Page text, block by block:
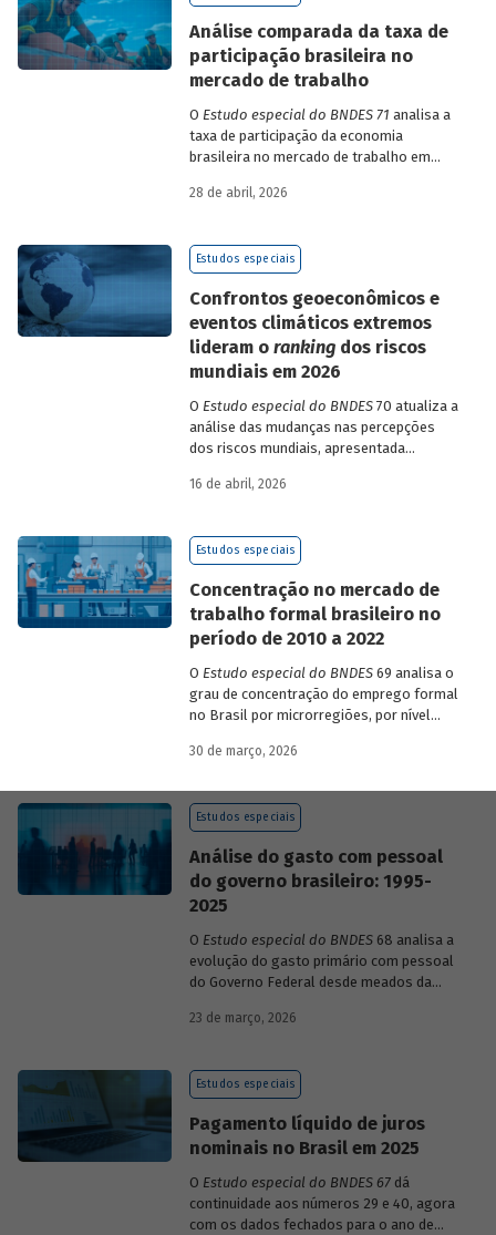
Análise comparada da taxa de
participação brasileira no
mercado de trabalho
O Estudo especial do BNDES 71 analisa a
taxa de participação da economia
brasileira no mercado de trabalho em
países de diferentes continentes e
28 de abril, 2026
Estudos especiais
Confrontos geoeconômicos e
eventos climáticos extremos
lideram o ranking dos riscos
mundiais em 2026
O Estudo especial do BNDES70 atualiza a
análise das mudanças nas percepções
dos riscos mundiais, apresentada
dos relatórios Global Risks Report (GRR)
mundiais para o ano em curso e para dois
16 de abril, 2026
Estudos especiais
Concentração no mercado de
trabalho formal brasileiro no
período de 2010 a 2022
O Estudo especial do BNDES69 analisa o
grau de concentração do emprego formal
no Brasil por microrregiões, por nível
setores, entre 2010 e 2022.
30 de março, 2026
Estudos especiais
Análise do gasto com pessoal
do governo brasileiro: 1995-
2025
O Estudo especial do BNDES68 analisa a
evolução do gasto primário com pessoal
do Governo Federal desde meados da
durante esse período e as mudanças
23 de março, 2026
Estudos especiais
Pagamento líquido de juros
nominais no Brasil em 2025
O Estudo especial do BNDES 67dá
continuidade aos números 29 e 40, agora
com os dados fechados para o ano de